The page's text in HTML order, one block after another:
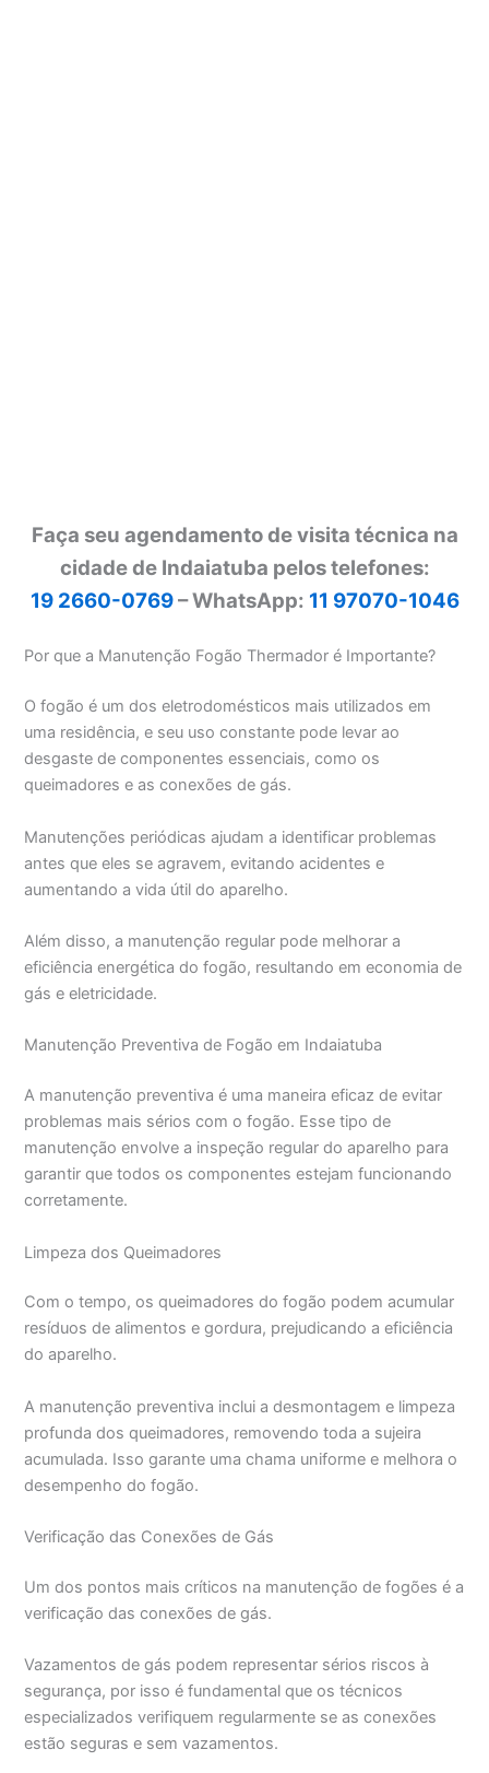
Faça seu agendamento de visita técnica na
cidade de Indaiatuba pelos telefones:
19 2660-0769– WhatsApp: 11 97070-1046
Por que a Manutenção Fogão Thermador é Importante?
O fogão é um dos eletrodomésticos mais utilizados em
uma residência, e seu uso constante pode levar ao
desgaste de componentes essenciais, como os
queimadores e as conexões de gás.
Manutenções periódicas ajudam a identificar problemas
antes que eles se agravem, evitando acidentes e
aumentando a vida útil do aparelho.
Além disso, a manutenção regular pode melhorar a
eficiência energética do fogão, resultando em economia de
gás e eletricidade.
Manutenção Preventiva de Fogão em Indaiatuba
A manutenção preventiva é uma maneira eficaz de evitar
problemas mais sérios com o fogão. Esse tipo de
manutenção envolve a inspeção regular do aparelho para
garantir que todos os componentes estejam funcionando
corretamente.
Limpeza dos Queimadores
Com o tempo, os queimadores do fogão podem acumular
resíduos de alimentos e gordura, prejudicando a eficiência
do aparelho.
A manutenção preventiva inclui a desmontagem e limpeza
profunda dos queimadores, removendo toda a sujeira
acumulada. Isso garante uma chama uniforme e melhora o
desempenho do fogão.
Verificação das Conexões de Gás
Um dos pontos mais críticos na manutenção de fogões é a
verificação das conexões de gás.
Vazamentos de gás podem representar sérios riscos à
segurança, por isso é fundamental que os técnicos
especializados verifiquem regularmente se as conexões
estão seguras e sem vazamentos.